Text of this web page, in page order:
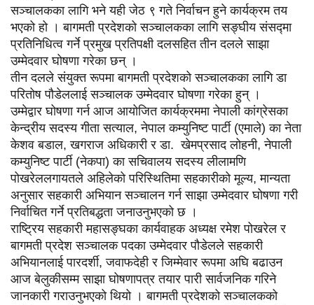
सञ्चालकका लागि भने यही जेठ ९ गते निर्वाचन हुने कार्यक्रम तय
भएको हो । बागमती प्रदेशको सञ्चालकका लागि सङ्घीय संसद्मा
प्रतिनिधित्व गर्ने प्रमुख प्रतिपक्षी दलसहित तीन दलले साझा
उम्मेदवार घोषणा गरेका छन् ।
तीन दलले संयुक्त रूपमा बागमती प्रदेशको सञ्चालकका लागि डा
परितोष पौडेललाई सञ्चालक उम्मेदवार घोषणा गरेका हुन् ।
उम्मेद्वार घोषणा गर्न आज आयोजित कार्यक्रममा नेपाली कांग्रेसका
केन्द्रीय सदस्य गीता सत्याल, नेपाल कम्युनिष्ट पार्टी (एमाले) का नेता
केशव बडाल, खगराज अधिकारी र डा. खेमप्रसाद लोहनी, नेपाली
कम्युनिष्ट पार्टी (नेकपा) का सचिवालय सदस्य लीलामणि
पोखरेललगायतले अहिलेको परिस्थितिमा सहकारीको मूल्य, मान्यता
अनुसार सहकारी अभियान सञ्चालन गर्न साझा उम्मेदवार घोषणा गरी
निर्वाचित गर्ने प्रतिबद्धता जनाउनुभएको छ ।
राष्ट्रिय सहकारी महासङ्घका कार्यवाहक अध्यक्ष रमेश पोखरेल र
बागमती प्रदेश सञ्चालक पदका उम्मेदवार पौडेलले सहकारी
अभियानलाई पारदर्शी, जवाफदेही र जिम्मेवार रूपमा अघि बढाउन
आज बेलुकीसम्म साझा घोषणापत्र तयार पारी सार्वजनिक गरिने
जानकारी गराउनुभएको थियो । बागमती प्रदेशको सञ्चालकको